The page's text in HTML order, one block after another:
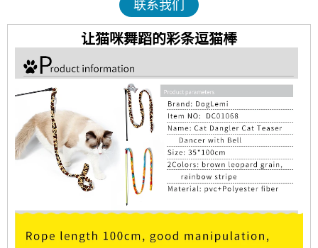
联系我们
让猫咪舞蹈的彩条逗猫棒